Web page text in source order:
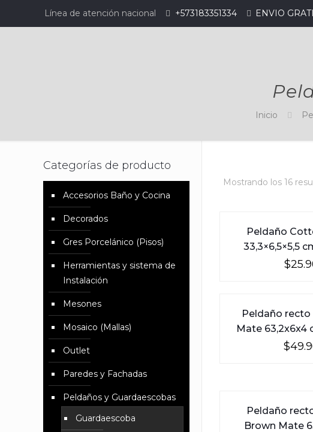
Línea de atención nacional +573183351334 ENVIO
Inicio
Mostrando los 16
Peldaño
33,3×6,5×5,5
$
Peldaño recto
Mate 63,2x6x4
$
Peldaño
Brown Mate
Categorías de producto
Accesorios Baño y Cocina
Decorados
Gres Porcelánico (Pisos)
Herramientas y sistema de
Instalación
Mesones
Mosaico (Mallas)
Outlet
Paredes y Fachadas
Peldaños y Guardaescobas
Guardaescoba